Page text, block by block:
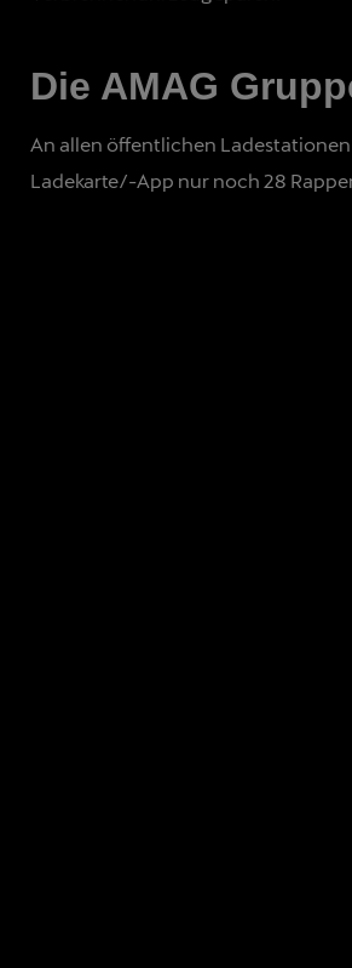
Die AMAG
An allen öffentlichen
Ladekarte/-App nur noch 28